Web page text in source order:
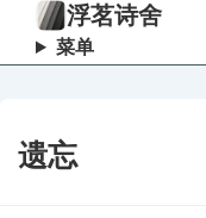
浮茗诗舍
菜单
遗忘